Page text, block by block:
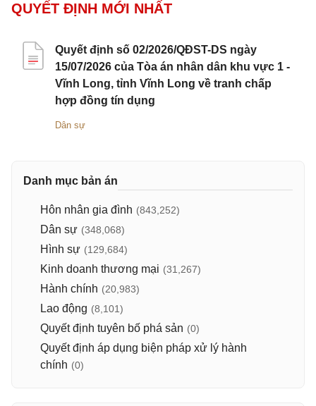
QUYẾT ĐỊNH MỚI NHẤT
Quyết định số 02/2026/QĐST-DS ngày
15/07/2026 của Tòa án nhân dân khu vực 1 -
Vĩnh Long, tỉnh Vĩnh Long về tranh chấp
hợp đồng tín dụng
Dân sự
Danh mục bản án
Hôn nhân gia đình (843,252)
Dân sự (348,068)
Hình sự (129,684)
Kinh doanh thương mại (31,267)
Hành chính (20,983)
Lao động (8,101)
Quyết định tuyên bố phá sản (0)
Quyết định áp dụng biện pháp xử lý hành
chính (0)